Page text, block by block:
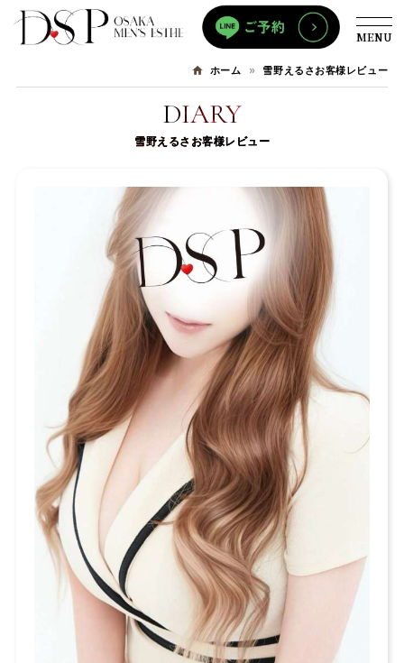
ホーム 雪野えるさお客様レビュー
MENU
DIARY
雪野えるさお客様レビュー